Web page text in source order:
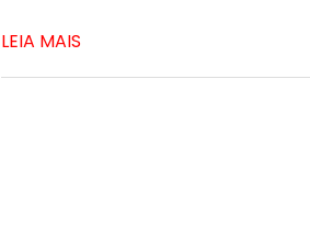
LEIA MAIS